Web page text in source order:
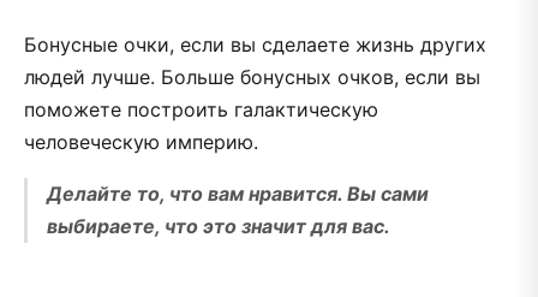
Бонусные очки, если вы сделаете жизнь других
людей лучше. Больше бонусных очков, если вы
поможете построить галактическую
человеческую империю.
Делайте то, что вам нравится. Вы сами
выбираете, что это значит для вас.